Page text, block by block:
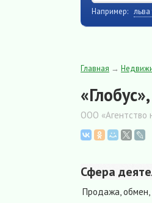
Например: льва
Главная →
ООО «Агентство
Сфера
Продажа,